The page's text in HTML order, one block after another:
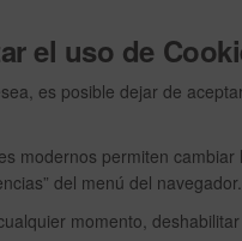
el uso de
es posible dejar de
modernos permiten
del menú del navegador.
momento,